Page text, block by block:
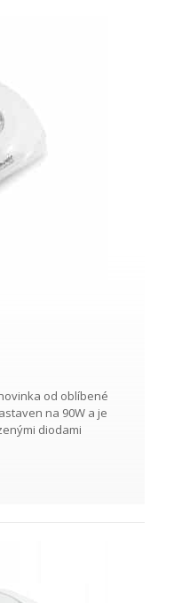
od oblíbené
na 90W a je
diodami